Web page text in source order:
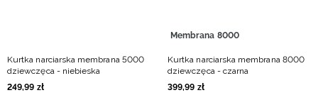
Kurtka narciarska membrana 5000
dziewczęca - niebieska
249,99 zł
Membrana 8000
Kurtka narciarska membrana 8000
dziewczęca - czarna
399,99 zł